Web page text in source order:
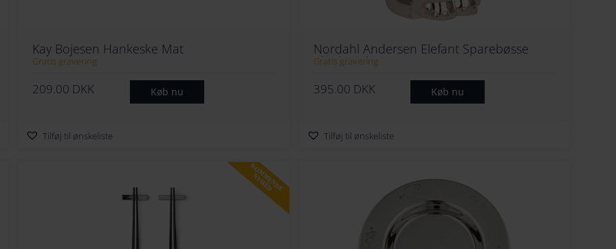
Kay Bojesen Hankeske Mat
Gratis gravering
209.00 DKK Køb nu
Tilføj til ønskeliste
Nordahl Andersen Elefant Sparebøsse
Blank Pink
Gratis gravering
395.00 DKK Køb nu
Tilføj til ønskeliste
KOMMENDE
NYHED
FRI
FRAGT!